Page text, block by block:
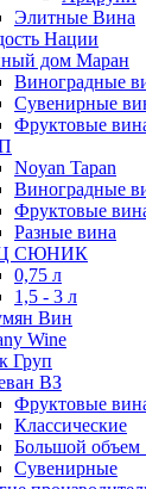
Элитные Вина
Нации
дом Маран
Виноградные
Сувенирные
Фруктовые
Noyan Tapan
Виноградные
Фруктовые
Разные вина
СЮНИК
0,75 л
1,5 - 3 л
Вин
Wine
Груп
ВЗ
Фруктовые
Классические
Большой объем
Сувенирные